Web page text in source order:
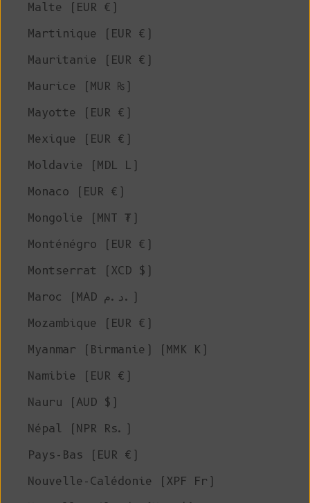
Malte (EUR €)
Martinique (EUR €)
Mauritanie (EUR €)
Maurice (MUR ₨)
Mayotte (EUR €)
Mexique (EUR €)
Moldavie (MDL L)
Monaco (EUR €)
Mongolie (MNT ₮)
Monténégro (EUR €)
Montserrat (XCD $)
Maroc (MAD د.م.)
Mozambique (EUR €)
Myanmar (Birmanie) (MMK K)
Namibie (EUR €)
Nauru (AUD $)
Népal (NPR Rs.)
Pays-Bas (EUR €)
Nouvelle-Calédonie (XPF Fr)